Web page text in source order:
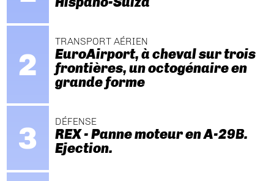
TRANSPORT AÉRIEN
EuroAirport, à cheval sur trois
frontières, un octogénaire en
grande forme
DÉFENSE
REX - Panne moteur en A-29B.
Ejection.